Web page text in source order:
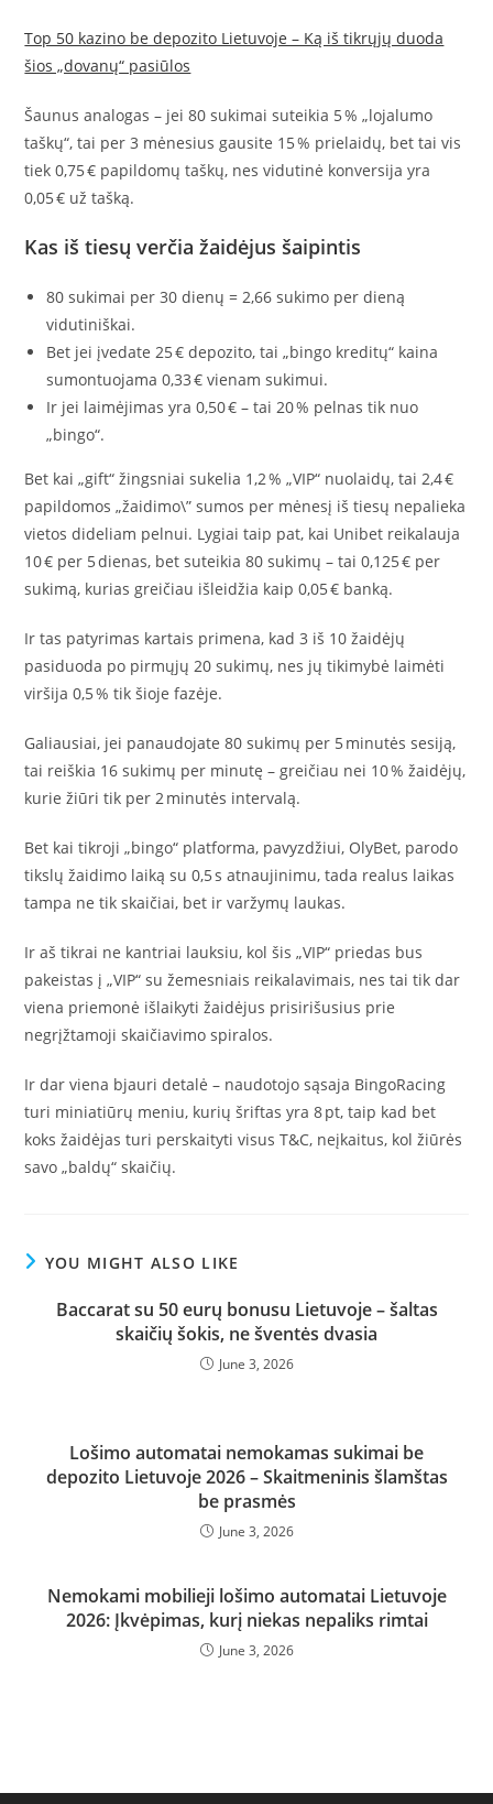
Top 50 kazino be depozito Lietuvoje – Ką iš tikrųjų duoda
šios „dovanų“ pasiūlos
Šaunus analogas – jei 80 sukimai suteikia 5 % „lojalumo
taškų“, tai per 3 mėnesius gausite 15 % prielaidų, bet tai vis
tiek 0,75 € papildomų taškų, nes vidutinė konversija yra
0,05 € už tašką.
Kas iš tiesų verčia žaidėjus šaipintis
80 sukimai per 30 dienų = 2,66 sukimo per dieną
vidutiniškai.
Bet jei įvedate 25 € depozito, tai „bingo kreditų“ kaina
sumontuojama 0,33 € vienam sukimui.
Ir jei laimėjimas yra 0,50 € – tai 20 % pelnas tik nuo
„bingo“.
Bet kai „gift“ žingsniai sukelia 1,2 % „VIP“ nuolaidų, tai 2,4 €
papildomos „žaidimo\” sumos per mėnesį iš tiesų nepalieka
vietos dideliam pelnui. Lygiai taip pat, kai Unibet reikalauja
10 € per 5 dienas, bet suteikia 80 sukimų – tai 0,125 € per
sukimą, kurias greičiau išleidžia kaip 0,05 € banką.
Ir tas patyrimas kartais primena, kad 3 iš 10 žaidėjų
pasiduoda po pirmųjų 20 sukimų, nes jų tikimybė laimėti
viršija 0,5 % tik šioje fazėje.
Galiausiai, jei panaudojate 80 sukimų per 5 minutės sesiją,
tai reiškia 16 sukimų per minutę – greičiau nei 10 % žaidėjų,
kurie žiūri tik per 2 minutės intervalą.
Bet kai tikroji „bingo“ platforma, pavyzdžiui, OlyBet, parodo
tikslų žaidimo laiką su 0,5 s atnaujinimu, tada realus laikas
tampa ne tik skaičiai, bet ir varžymų laukas.
Ir aš tikrai ne kantriai lauksiu, kol šis „VIP“ priedas bus
pakeistas į „VIP“ su žemesniais reikalavimais, nes tai tik dar
viena priemonė išlaikyti žaidėjus prisirišusius prie
negrįžtamoji skaičiavimo spiralos.
Ir dar viena bjauri detalė – naudotojo sąsaja BingoRacing
turi miniatiūrų meniu, kurių šriftas yra 8 pt, taip kad bet
koks žaidėjas turi perskaityti visus T&C, neįkaitus, kol žiūrės
savo „baldų“ skaičių.
YOU MIGHT ALSO LIKE
Baccarat su 50 eurų bonusu Lietuvoje – šaltas
skaičių šokis, ne šventės dvasia
June 3, 2026
Lošimo automatai nemokamas sukimai be
depozito Lietuvoje 2026 – Skaitmeninis šlamštas
be prasmės
June 3, 2026
Nemokami mobilieji lošimo automatai Lietuvoje
2026: Įkvėpimas, kurį niekas nepaliks rimtai
June 3, 2026